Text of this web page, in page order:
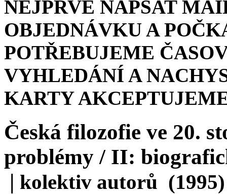
NEJPRVE NAPSAT
OBJEDNÁVKU A
POTŘEBUJEME
VYHLEDÁNÍ A
KARTY
Česká filozofie ve 20.
problémy / II:
| kolektiv autorů (1995)